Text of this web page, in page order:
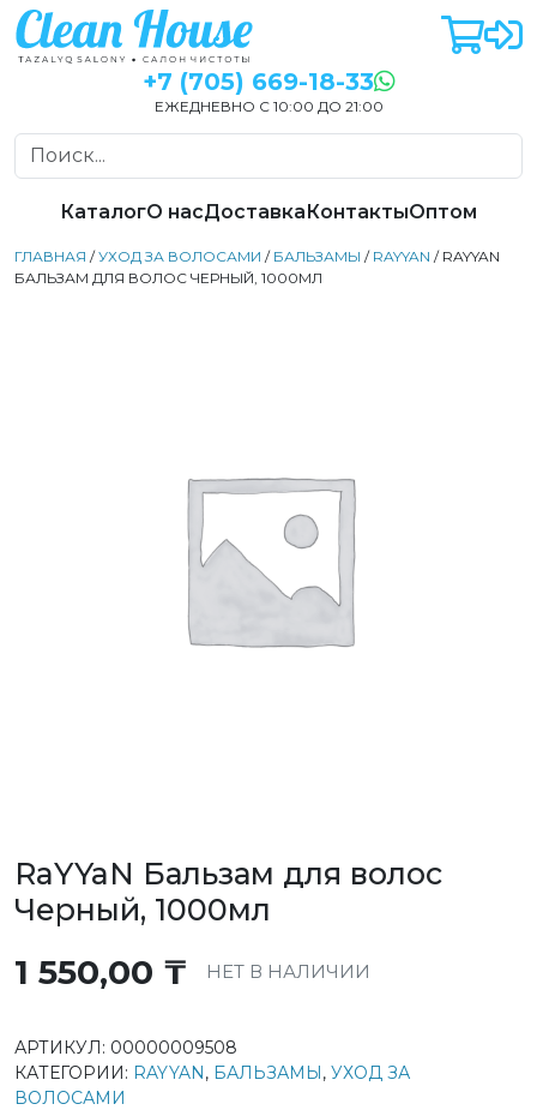
+7 (705) 669-18-33
ЕЖЕДНЕВНО С 10:00 ДО 21:00
КаталогО насДоставкаКонтактыОптом
ГЛАВНАЯ /УХОД ЗА ВОЛОСАМИ / БАЛЬЗАМЫ / RAYYAN / RAYYAN
БАЛЬЗАМ ДЛЯ ВОЛОС ЧЕРНЫЙ, 1000МЛ
RaYYaN Бальзам для волос
Черный, 1000мл
1 550,00 ₸ НЕТ В НАЛИЧИИ
АРТИКУЛ: 00000009508
КАТЕГОРИИ: RAYYAN, БАЛЬЗАМЫ, УХОД ЗА
ВОЛОСАМИ